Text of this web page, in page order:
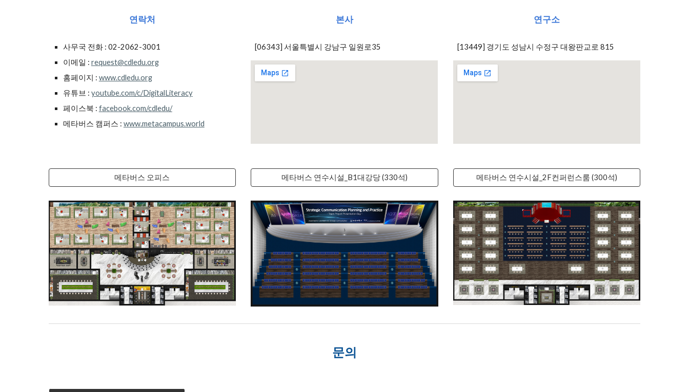
연락처
사무국 전화 : 02-2062-3001
이메일 : request@cdledu.org
홈페이지 : www.cdledu.org
유튜브 : youtube.com/c/DigitalLiteracy
페이스북 : facebook.com/cdledu/
메타버스 캠퍼스 : www.metacampus.world
본사
[06343] 서울특별시 강남구 일원로35
연구소
[13449] 경기도 성남시 수정구 대왕판교로 815
메타버스 오피스 메타버스 연수시설_B1대강당 (330석) 메타버스 연수시설_2F컨퍼런스룸 (300석)
문의